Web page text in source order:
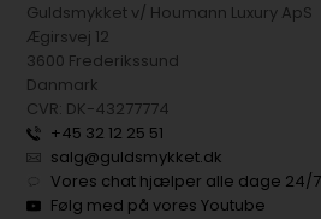
Guldsmykket v/ Houmann Luxury ApS
Ægirsvej 12
3600 Frederikssund
Danmark
CVR: DK-43277774
+45 32 12 25 51
salg@guldsmykket.dk
Vores chat hjælper alle dage 24/7
Følg med på vores Youtube